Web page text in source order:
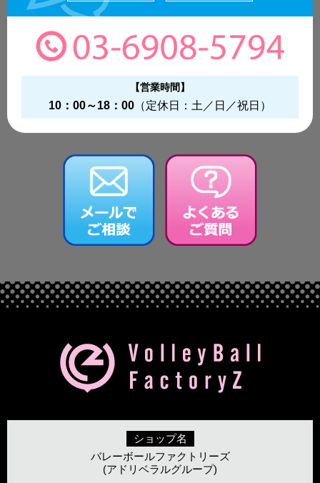
【営業時間】
10：00～18：00 （定休日：土／日／祝日）
ショップ名
バレーボールファクトリーズ
(アドリベラルグループ)